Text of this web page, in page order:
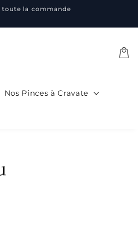
toute la commande
Nos Pinces à Cravate
Panier